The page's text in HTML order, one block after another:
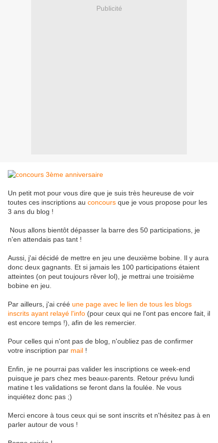
Publicité
Un petit mot pour vous dire que je suis très heureuse de voir
toutes ces inscriptions au concours que je vous propose pour les
3 ans du blog !
Nous allons bientôt dépasser la barre des 50 participations, je
n'en attendais pas tant !
Aussi, j'ai décidé de mettre en jeu une deuxième bobine. Il y aura
donc deux gagnants. Et si jamais les 100 participations étaient
atteintes (on peut toujours rêver lol), je mettrai une troisième
bobine en jeu.
Par ailleurs, j'ai créé une page avec le lien de tous les blogs
inscrits ayant relayé l'info (pour ceux qui ne l'ont pas encore fait, il
est encore temps !), afin de les remercier.
Pour celles qui n'ont pas de blog, n'oubliez pas de confirmer
votre inscription par mail !
Enfin, je ne pourrai pas valider les inscriptions ce week-end
puisque je pars chez mes beaux-parents. Retour prévu lundi
matine t les validations se feront dans la foulée. Ne vous
inquiétez donc pas ;)
Merci encore à tous ceux qui se sont inscrits et n'hésitez pas à en
parler autour de vous !